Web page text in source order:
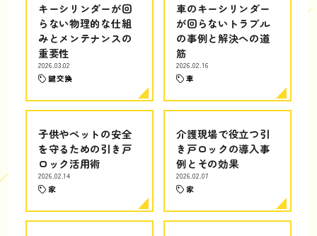
キーシリンダーが回
らない物理的な仕組
みとメンテナンスの
重要性
2026.03.02
鍵交換
車のキーシリンダー
が回らないトラブル
の事例と解決への道
筋
2026.02.16
車
子供やペットの安全
を守るための引き戸
ロック活用術
2026.02.14
家
介護現場で役立つ引
き戸ロックの導入事
例とその効果
2026.02.07
家